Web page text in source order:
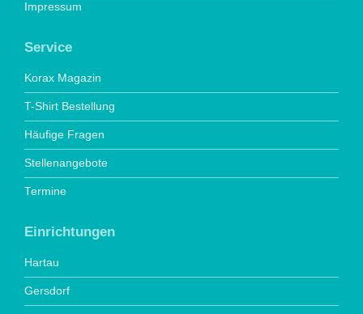
Impressum
Service
Korax Magazin
T-Shirt Bestellung
Häufige Fragen
Stellenangebote
Termine
Einrichtungen
Hartau
Gersdorf